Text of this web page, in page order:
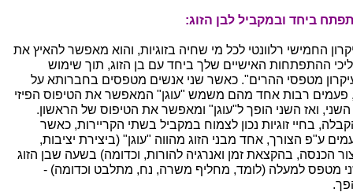
ביחד ובמקביל לבן הזוג:
החמישי רלוונטי לכל מי שחיה בזוגיות, והוא מאפשר להאיץ את
ההתפתחות האישיים שלך ביחד עם בן הזוג, תוך שימוש
מטפסי ההרים". כאשר שני אנשים מטפסים בחברותא על
פעמים רבות אחד מהם משמש "עוגן" המאפשר את הטיפוס הפיזי
ואז השני הופך ל"עוגן" ומאפשר את הטיפוס של הראשון.
בחיי זוגיות נכון לצמוח במקביל בשתי הקריירות, כאשר
ע"פ הצורך, אחד מבני הזוג מהווה "עוגן" (ביצירת יציבות,
הכנסה, בהקצאת זמן ואנרגיה להורות, וכדומה) בשעה שבן הזוג
מטפס למעלה (לומד, מחליף משרה, נח, מתלבט וכדומה) -